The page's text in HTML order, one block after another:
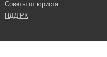
Советы от юриста
ПДД РК